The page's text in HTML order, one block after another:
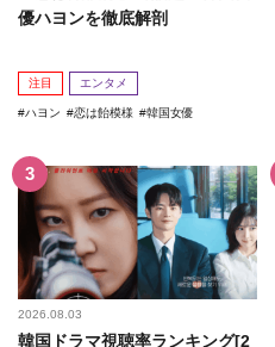
優ハヨンを徹底解剖
注目 エンタメ
ハヨン 恋は飴模様 韓国女優
2026.08.03
韓国ドラマ視聴率ランキング[2